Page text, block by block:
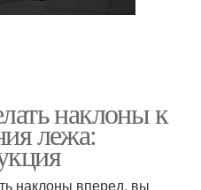
наклоны к
лежа:
наклоны вперед, вы